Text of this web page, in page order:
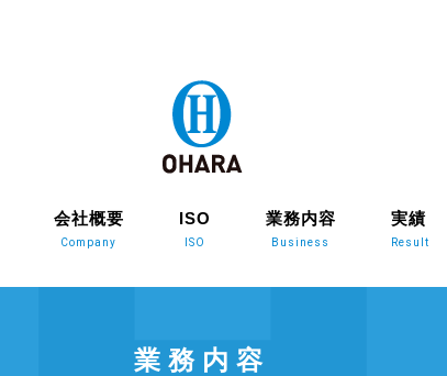
会社概要
Company
ISO
ISO
業務内容
Business
実績
Result
業務内容